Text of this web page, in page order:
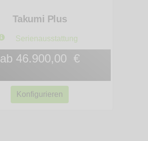
Takumi Plus
Serienausstattung
ab 46.900,00 €
Konfigurieren